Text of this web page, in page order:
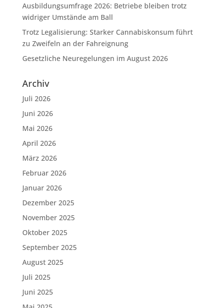
Ausbildungsumfrage 2026: Betriebe bleiben trotz
widriger Umstände am Ball
Trotz Legalisierung: Starker Cannabiskonsum führt
zu Zweifeln an der Fahreignung
Gesetzliche Neuregelungen im August 2026
Archiv
Juli 2026
Juni 2026
Mai 2026
April 2026
März 2026
Februar 2026
Januar 2026
Dezember 2025
November 2025
Oktober 2025
September 2025
August 2025
Juli 2025
Juni 2025